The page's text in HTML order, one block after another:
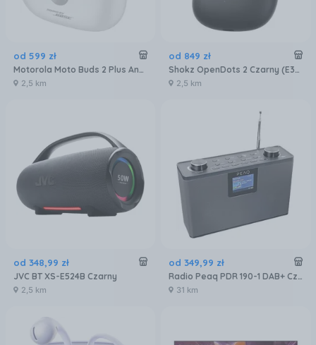
od 599 zł
Motorola Moto Buds 2 Plus Anc Biały
2,5 km
od 849 zł
Shokz OpenDots 2 Czarny (E320STBK)
2,5 km
od 348,99 zł
JVC BT XS-E524B Czarny
2,5 km
od 349,99 zł
Radio Peaq PDR 190-1 DAB+ Czarne
31 km